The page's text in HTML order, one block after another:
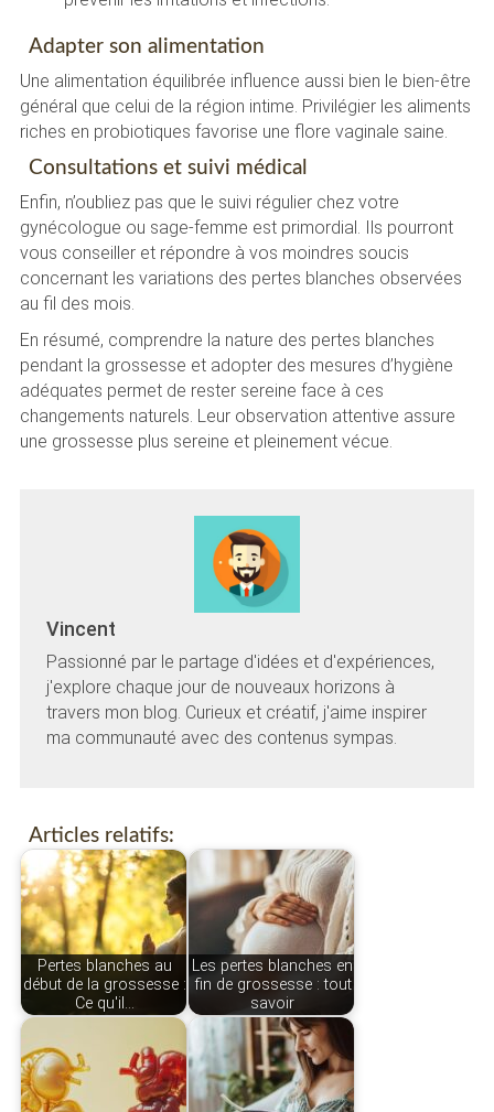
Adapter son alimentation
Une alimentation équilibrée influence aussi bien le bien-être
général que celui de la région intime. Privilégier les aliments
riches en probiotiques favorise une flore vaginale saine.
Consultations et suivi médical
Enfin, n’oubliez pas que le suivi régulier chez votre
gynécologue ou sage-femme est primordial. Ils pourront
vous conseiller et répondre à vos moindres soucis
concernant les variations des pertes blanches observées
au fil des mois.
En résumé, comprendre la nature des pertes blanches
pendant la grossesse et adopter des mesures d’hygiène
adéquates permet de rester sereine face à ces
changements naturels. Leur observation attentive assure
une grossesse plus sereine et pleinement vécue.
Vincent
Passionné par le partage d'idées et d'expériences,
j'explore chaque jour de nouveaux horizons à
travers mon blog. Curieux et créatif, j'aime inspirer
ma communauté avec des contenus sympas.
Articles relatifs:
Pertes blanches au
début de la grossesse :
Ce qu'il…
Les pertes blanches en
fin de grossesse : tout
savoir